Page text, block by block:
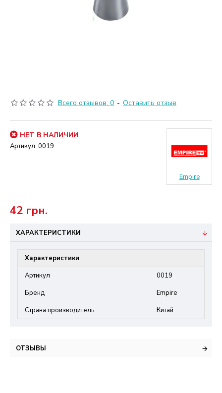
Всего отзывов: 0 - Оставить отзыв
42 грн.
НЕТ В НАЛИЧИИ
Артикул: 0019
Empire
ХАРАКТЕРИСТИКИ
Характеристики
Артикул
0019
Бренд
Empire
Страна производитель
Китай
ОТЗЫВЫ